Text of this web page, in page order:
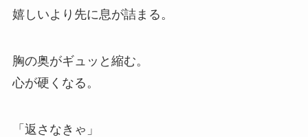
嬉しいより先に息が詰まる。
胸の奥がギュッと縮む。
心が硬くなる。
「返さなきゃ」